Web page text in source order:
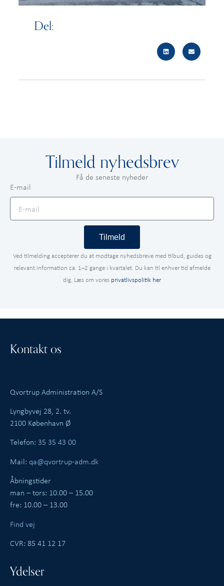
Del:
Tilmeld nyhedsbrev
Få de seneste nyheder
E-mail
Tilmeld
Ved tilmelding accepterer du at modtage nyhedsbreve med tilbud, guides og
relevant information ca. 1–2 gange i kvartalet. Du kan til enhver tid afmelde
dig. Læs om vores privatlivspolitik her
Kontakt os
Qvortrup Administration A/S
Lyngbyvej 28, 2. tv.
2100 København Ø
Telefon: 35 35 43 00
Mail: qa@qvortrup-adm.dk
Åbningstider
man – tors: 10.00 – 15.00
fre: 10.00 – 13.00
Find vej
CVR: 85 41 12 17
Ydelser